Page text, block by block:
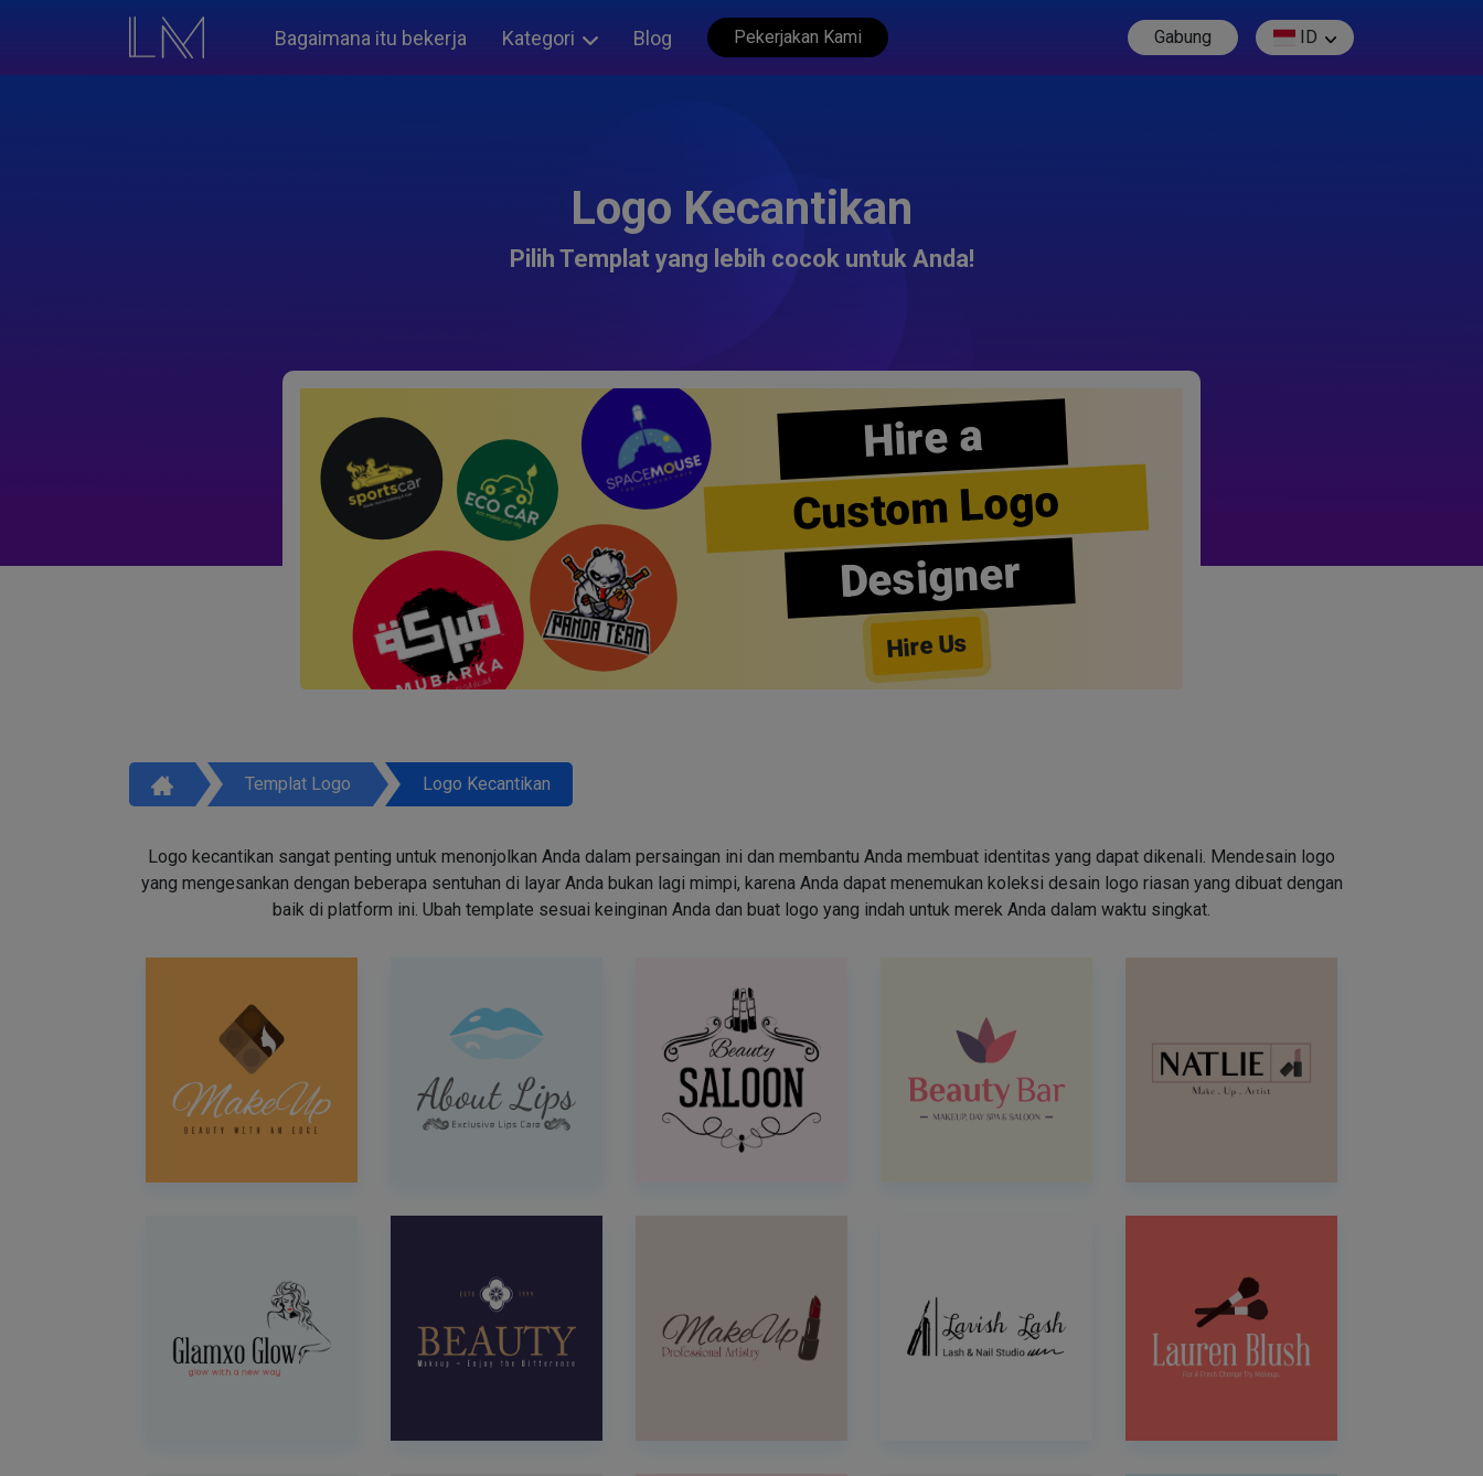
Bagaimana itu bekerja Kategori Blog Pekerjakan Kami Gabung ID
Logo Kecantikan
Pilih Templat yang lebih cocok untuk Anda!
Hire a
Custom Logo
Designer
Hire Us
Templat Logo Logo Kecantikan
Logo kecantikan sangat penting untuk menonjolkan Anda dalam persaingan ini dan membantu Anda membuat identitas yang dapat dikenali. Mendesain logo
yang mengesankan dengan beberapa sentuhan di layar Anda bukan lagi mimpi, karena Anda dapat menemukan koleksi desain logo riasan yang dibuat dengan
baik di platform ini. Ubah template sesuai keinginan Anda dan buat logo yang indah untuk merek Anda dalam waktu singkat.